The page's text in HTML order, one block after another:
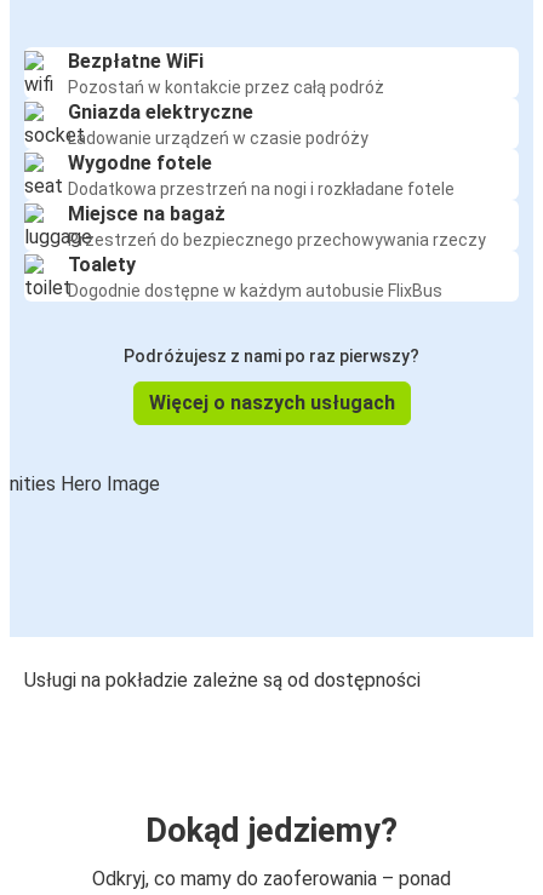
Bezpłatne WiFi
Pozostań w kontakcie przez całą podróż
Gniazda elektryczne
Ładowanie urządzeń w czasie podróży
Wygodne fotele
Dodatkowa przestrzeń na nogi i rozkładane fotele
Miejsce na bagaż
Przestrzeń do bezpiecznego przechowywania rzeczy
Toalety
Dogodnie dostępne w każdym autobusie FlixBus
Podróżujesz z nami po raz pierwszy?
Więcej o naszych usługach
Usługi na pokładzie zależne są od dostępności
Dokąd jedziemy?
Odkryj, co mamy do zaoferowania – ponad